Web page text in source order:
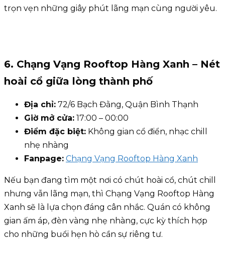
trọn vẹn những giây phút lãng mạn cùng người yêu.
6. Chạng Vạng Rooftop Hàng Xanh – Nét
hoài cổ giữa lòng thành phố
Địa chỉ: 72/6 Bạch Đằng, Quận Bình Thạnh
Giờ mở cửa: 17:00 – 00:00
Điểm đặc biệt: Không gian cổ điển, nhạc chill
nhẹ nhàng
Fanpage: Chạng Vạng Rooftop Hàng Xanh
Nếu bạn đang tìm một nơi có chút hoài cổ, chút chill
nhưng vẫn lãng mạn, thì Chạng Vạng Rooftop Hàng
Xanh sẽ là lựa chọn đáng cân nhắc. Quán có không
gian ấm áp, đèn vàng nhẹ nhàng, cực kỳ thích hợp
cho những buổi hẹn hò cần sự riêng tư.